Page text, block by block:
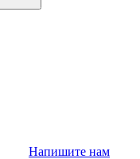
Напишите нам